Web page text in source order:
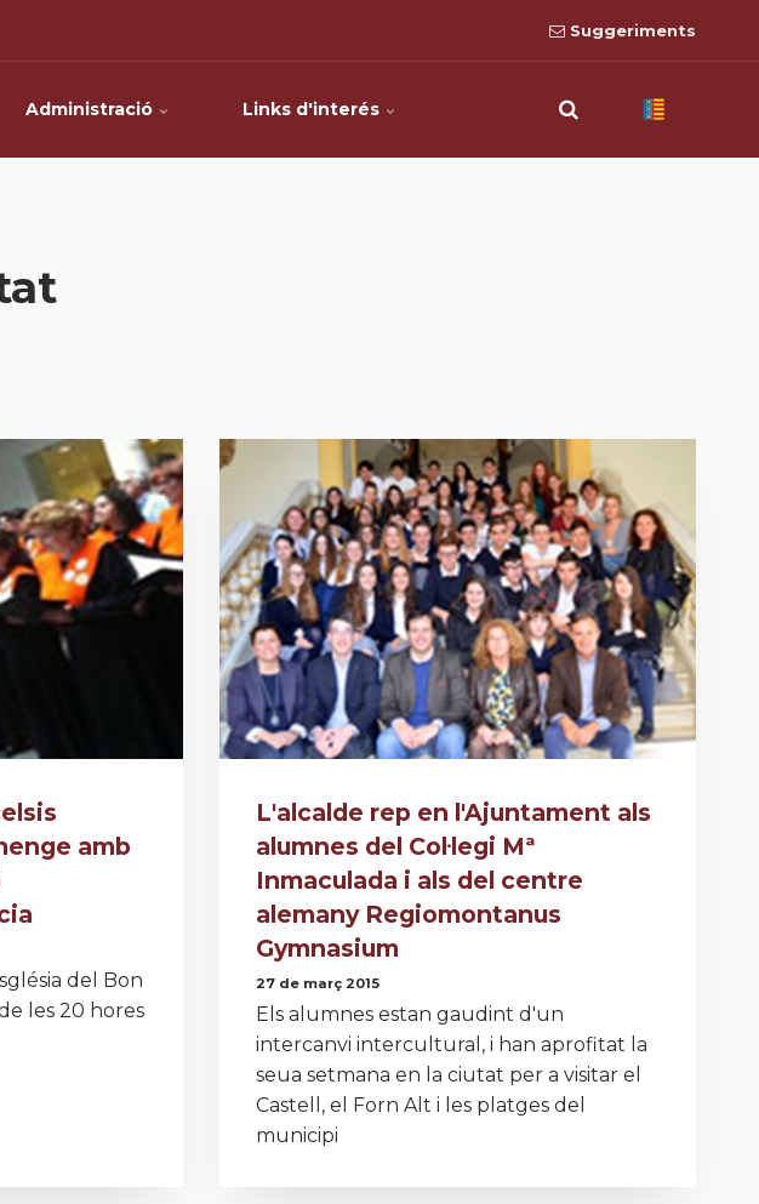
Suggeriments
Administració Links d'interés
amb
del Bon
les 20 hores
L'alcalde rep en l'Ajuntament als
alumnes del Col·legi Mª
Inmaculada i als del centre
alemany Regiomontanus
Gymnasium
27 de març 2015
Els alumnes estan gaudint d'un
intercanvi intercultural, i han aprofitat la
seua setmana en la ciutat per a visitar el
Castell, el Forn Alt i les platges del
municipi